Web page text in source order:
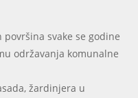
svake se godine
održavanja komunalne
žardinjera u